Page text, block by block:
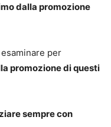
dalla promozione
per
promozione di questi
sempre con